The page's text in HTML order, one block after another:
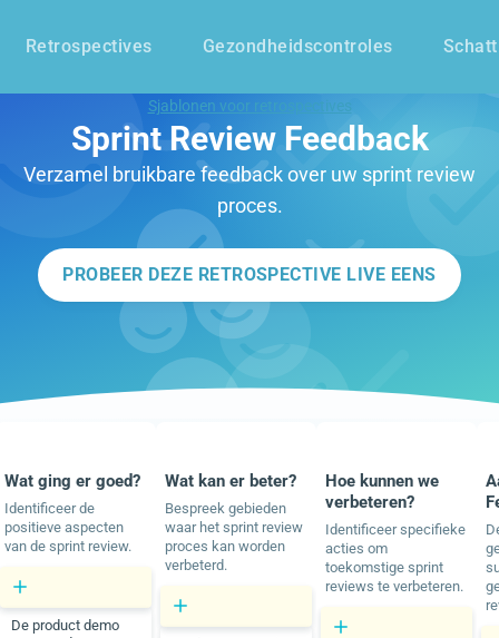
Retrospectives Gezondheidscontroles
Sjablonen voor retrospectives
Sprint Review Feedback
Verzamel bruikbare feedback over uw sprint review
proces.
PROBEER DEZE RETROSPECTIVE LIVE EENS
Wat ging er goed?
Identificeer de
positieve aspecten
van de sprint review.
De product demo
Wat kan er beter?
Bespreek gebieden
waar het sprint review
proces kan worden
verbeterd.
Hoe kunnen we
verbeteren?
Identificeer specifieke
acties om
toekomstige sprint
reviews te verbeteren.